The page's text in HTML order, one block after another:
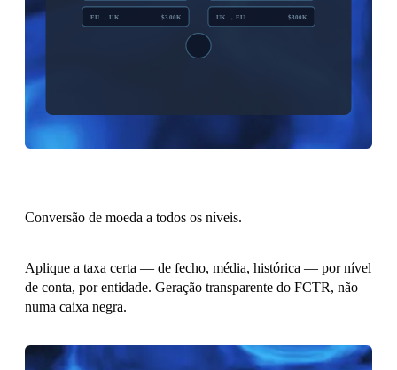
EU → UK $300K UK → EU $300K
Conversão de moeda a todos os níveis.
Aplique a taxa certa — de fecho, média, histórica — por nível
de conta, por entidade. Geração transparente do FCTR, não
numa caixa negra.